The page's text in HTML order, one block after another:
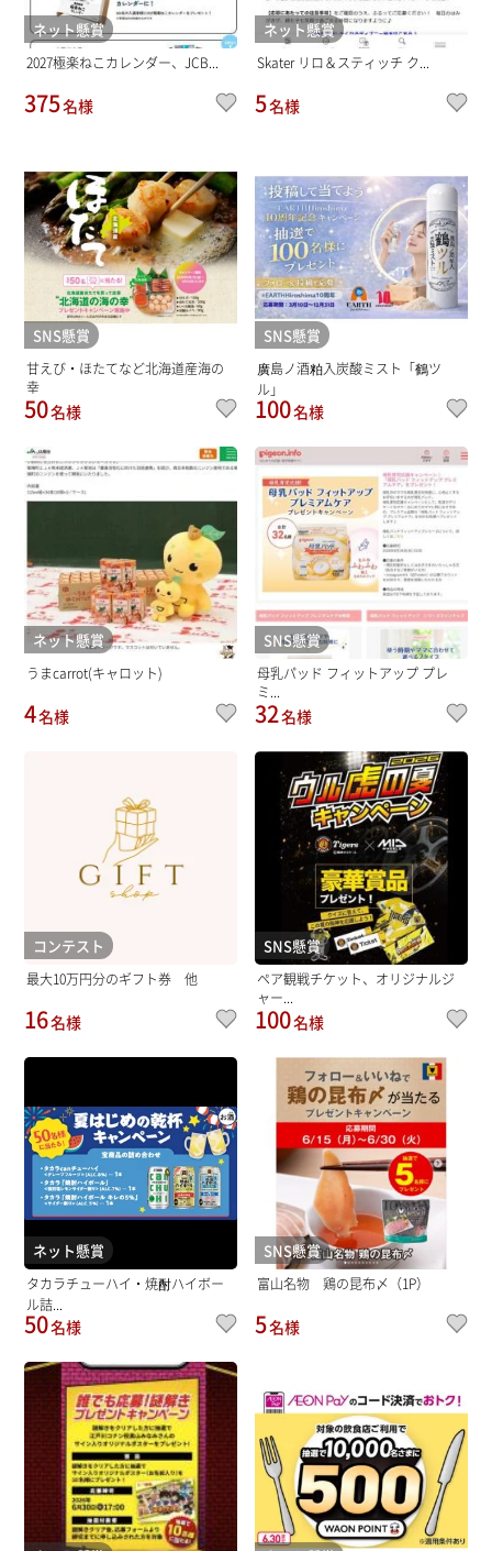
ネット懸賞
2027極楽ねこカレンダー、JCB...
375名様
ネット懸賞
Skater リロ＆スティッチ ク...
5名様
SNS懸賞
甘えび・ほたてなど北海道産海の
幸
50名様
SNS懸賞
廣島ノ酒粕入炭酸ミスト「鶴ツ
ル」
100名様
ネット懸賞
うまcarrot(キャロット)
4名様
SNS懸賞
母乳パッド フィットアップ プレ
ミ...
32名様
コンテスト
最大10万円分のギフト券 他
16名様
SNS懸賞
ペア観戦チケット、オリジナルジ
ャー...
100名様
ネット懸賞
タカラチューハイ・焼酎ハイボー
ル詰...
50名様
SNS懸賞
富山名物 鶏の昆布〆（1P）
5名様